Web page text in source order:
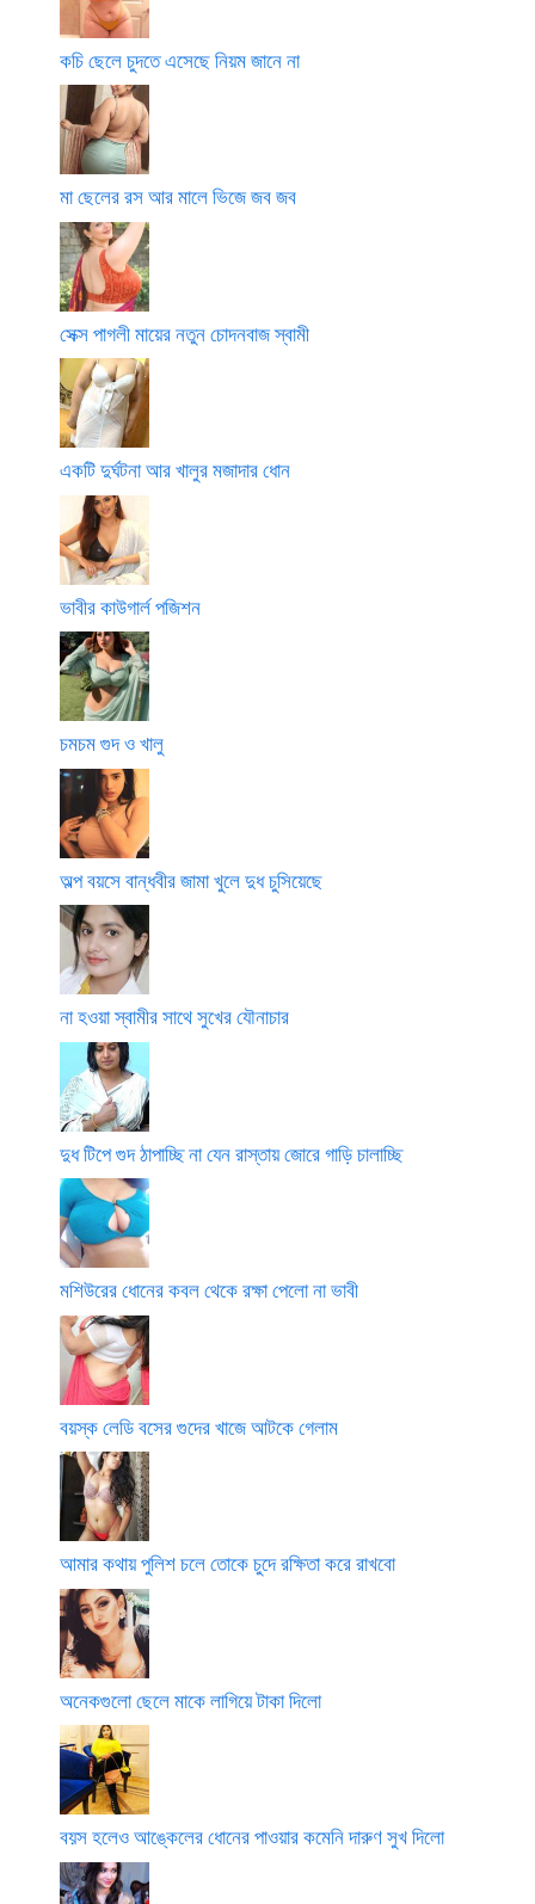
কচি ছেলে চুদতে এসেছে নিয়ম জানে না
মা ছেলের রস আর মালে ভিজে জব জব
সেক্স পাগলী মায়ের নতুন চোদনবাজ স্বামী
একটি দুর্ঘটনা আর খালুর মজাদার ধোন
ভাবীর কাউগার্ল পজিশন
চমচম গুদ ও খালু
অল্প বয়সে বান্ধবীর জামা খুলে দুধ চুসিয়েছে
না হওয়া স্বামীর সাথে সুখের যৌনাচার
দুধ টিপে গুদ ঠাপাচ্ছি না যেন রাস্তায় জোরে গাড়ি চালাচ্ছি
মশিউরের ধোনের কবল থেকে রক্ষা পেলো না ভাবী
বয়স্ক লেডি বসের গুদের খাজে আটকে গেলাম
আমার কথায় পুলিশ চলে তোকে চুদে রক্ষিতা করে রাখবো
অনেকগুলো ছেলে মাকে লাগিয়ে টাকা দিলো
বয়স হলেও আঙ্কেলের ধোনের পাওয়ার কমেনি দারুণ সুখ দিলো